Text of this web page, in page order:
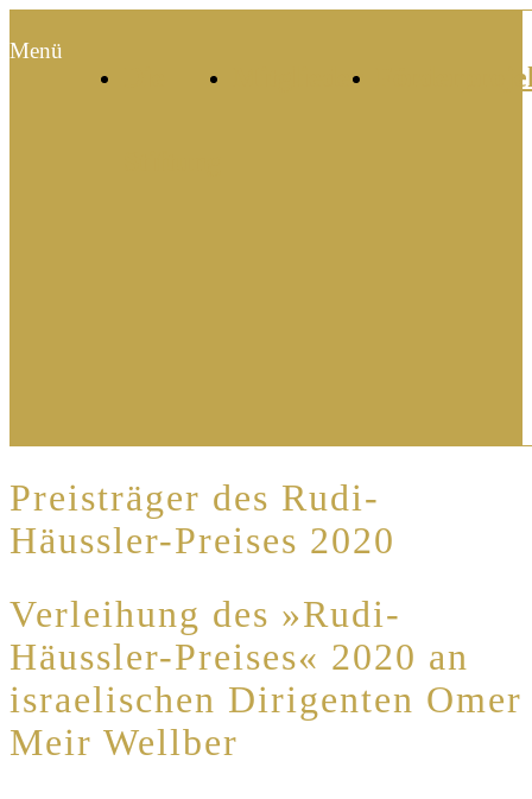
Menü
Mitglieder
Preisträger des Rudi-
Häussler-Preises 2020
Verleihung des »Rudi-
Häussler-Preises« 2020 an
israelischen Dirigenten Omer
Meir Wellber